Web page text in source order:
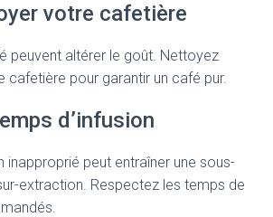
votre cafetière
peuvent altérer le goût. Nettoyez
cafetière pour garantir un café pur.
d’infusion
inapproprié peut entraîner une sous-
extraction. Respectez les temps de